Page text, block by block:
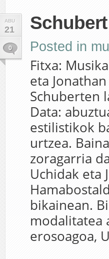
ABU
21
0 Posted in
Fitxa:
eta
Schuberten
Data:
estilistikok
urtzea.
zoragarria
Uchidak eta
bikainean.
modalitatea
erosoagoa,